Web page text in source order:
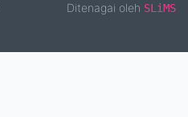
Ditenagai oleh SLiMS